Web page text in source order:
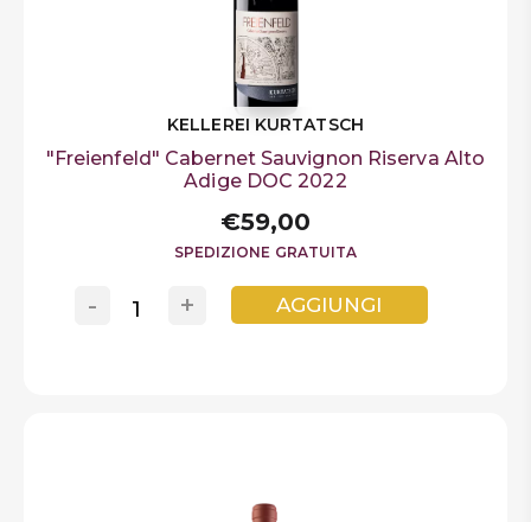
KELLEREI KURTATSCH
"Freienfeld" Cabernet Sauvignon Riserva Alto
Adige DOC 2022
€59,00
SPEDIZIONE GRATUITA
+
- AGGIUNGI